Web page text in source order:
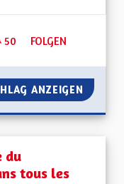
50 50 FOLLOWER
FOLGEN
UN MAXIMUM DE
ANZEIGEN UN
du
tous les